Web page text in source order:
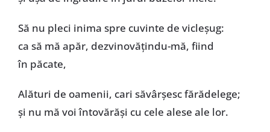
Să nu pleci inima spre cuvinte de vicleșug:
ca să mă apăr, dezvinovățindu-mă, fiind
în păcate,
Alături de oamenii, cari săvârșesc fărădelege;
și nu mă voi întovărăși cu cele alese ale lor.